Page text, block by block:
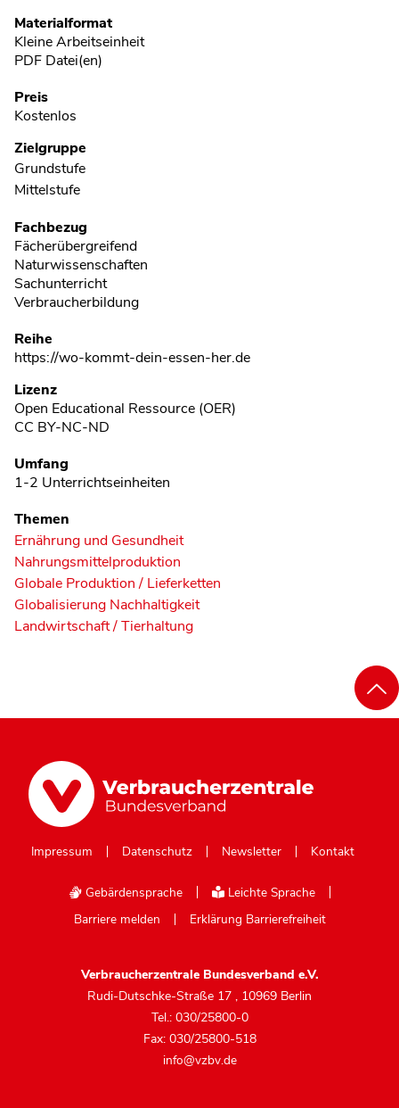
Metadaten
Materialformat
Kleine Arbeitseinheit
PDF Datei(en)
Preis
Kostenlos
Zielgruppe
Grundstufe
Mittelstufe
Fachbezug
Fächerübergreifend
Naturwissenschaften
Sachunterricht
Verbraucherbildung
Reihe
https://wo-kommt-dein-essen-her.de
Lizenz
Open Educational Ressource (OER)
CC BY-NC-ND
Umfang
1-2 Unterrichtseinheiten
Themen
Ernährung und Gesundheit
Nahrungsmittelproduktion
Globale Produktion / Lieferketten
Globalisierung Nachhaltigkeit
Landwirtschaft / Tierhaltung
Impressum Datenschutz Newsletter Kontakt
Gebärdensprache
Leichte Sprache
Barriere melden
Erklärung Barrierefreiheit
Verbraucherzentrale Bundesverband e.V.
Rudi-Dutschke-Straße 17 , 10969 Berlin
Tel.: 030/25800-0
Fax: 030/25800-518
info@vzbv.de